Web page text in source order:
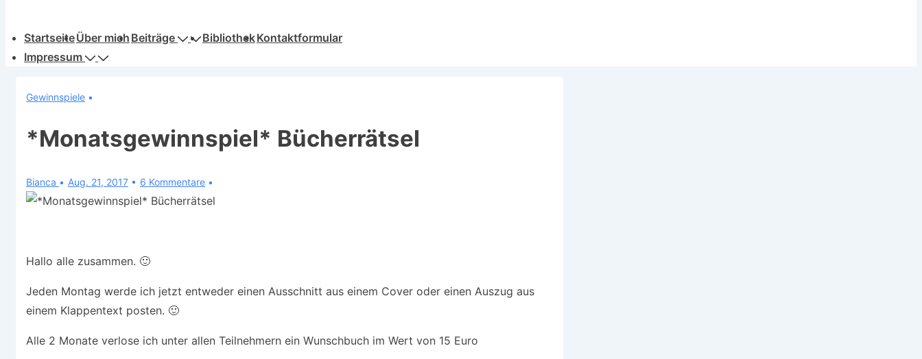
StartseiteÜber mich Beiträge BibliothekKontaktformular
Impressum
Gewinnspiele
*Monatsgewinnspiel* Bücherrätsel
Bianca Aug. 21, 2017 6 Kommentare
Hallo alle zusammen. 🙂
Jeden Montag werde ich jetzt entweder einen Ausschnitt aus einem Cover oder einen Auszug aus
einem Klappentext posten. 🙂
Alle 2 Monate verlose ich unter allen Teilnehmern ein Wunschbuch im Wert von 15 Euro